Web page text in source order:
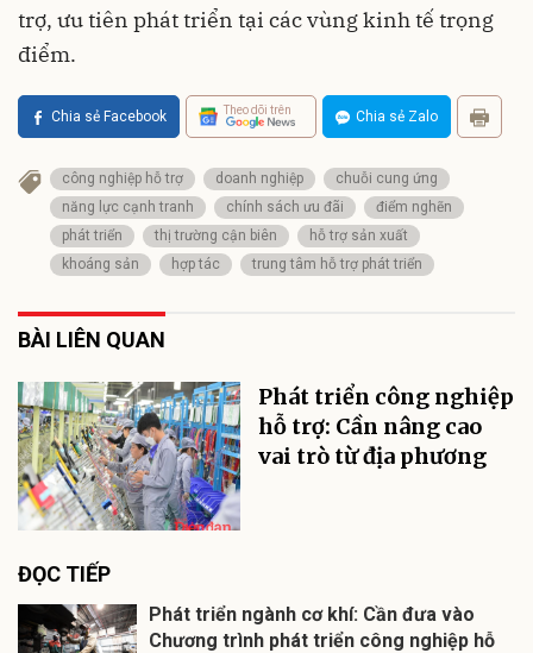
trợ, ưu tiên phát triển tại các vùng kinh tế trọng
điểm.
Chia sẻ Facebook Theo dõi trên Chia sẻ Zalo
công nghiệp hỗ trợ doanh nghiệp
chuỗi cung ứng
năng lực cạnh tranh
chính sách ưu đãi
điểm nghẽn
phát triển
thị trường cận biên
hỗ trợ sản xuất
khoáng sản
hợp tác trung tâm hỗ trợ phát triển
BÀI LIÊN QUAN
Phát triển công nghiệp
hỗ trợ: Cần nâng cao
vai trò từ địa phương
ĐỌC TIẾP
Phát triển ngành cơ khí: Cần đưa vào
Chương trình phát triển công nghiệp hỗ